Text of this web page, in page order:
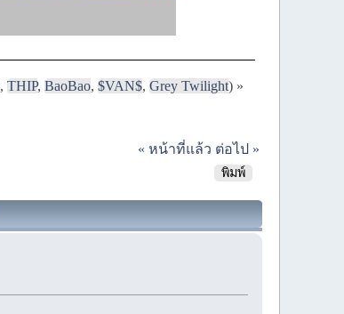
,THIP,BaoBao,$VAN$,Grey Twilight) »
« หน้าที่แล้ว ต่อไป »
พิมพ์